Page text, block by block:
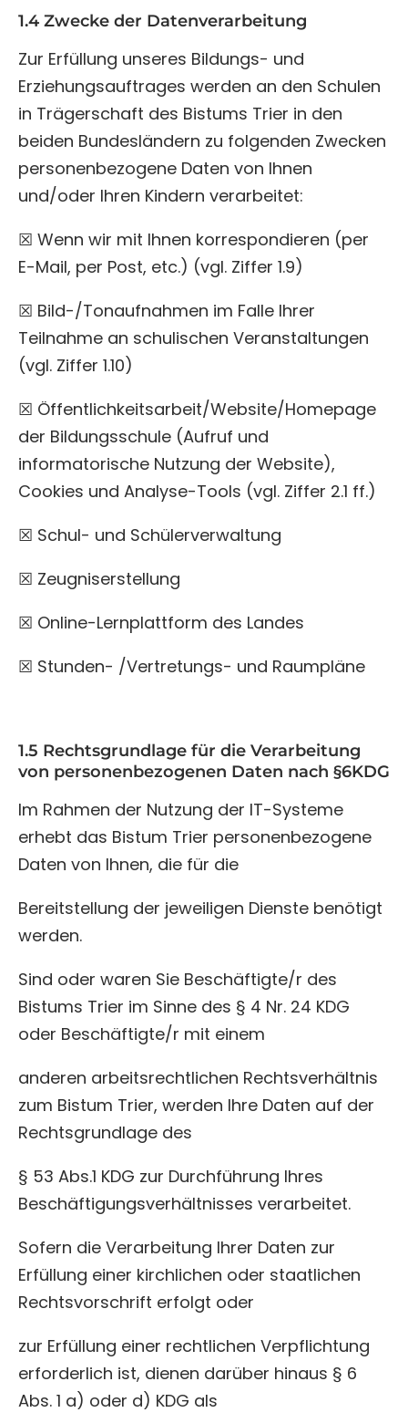
1.4 Zwecke der Datenverarbeitung
Zur Erfüllung unseres Bildungs- und
Erziehungsauftrages werden an den Schulen
in Trägerschaft des Bistums Trier in den
beiden Bundesländern zu folgenden Zwecken
personenbezogene Daten von Ihnen
und/oder Ihren Kindern verarbeitet:
☒ Wenn wir mit Ihnen korrespondieren (per
E-Mail, per Post, etc.) (vgl. Ziffer 1.9)
☒ Bild-/Tonaufnahmen im Falle Ihrer
Teilnahme an schulischen Veranstaltungen
(vgl. Ziffer 1.10)
☒ Öffentlichkeitsarbeit/Website/Homepage
der Bildungsschule (Aufruf und
informatorische Nutzung der Website),
Cookies und Analyse-Tools (vgl. Ziffer 2.1 ff.)
☒ Schul- und Schülerverwaltung
☒ Zeugniserstellung
☒ Online-Lernplattform des Landes
☒ Stunden- /Vertretungs- und Raumpläne
1.5 Rechtsgrundlage für die Verarbeitung
von personenbezogenen Daten nach §6KDG
Im Rahmen der Nutzung der IT-Systeme
erhebt das Bistum Trier personenbezogene
Daten von Ihnen, die für die
Bereitstellung der jeweiligen Dienste benötigt
werden.
Sind oder waren Sie Beschäftigte/r des
Bistums Trier im Sinne des § 4 Nr. 24 KDG
oder Beschäftigte/r mit einem
anderen arbeitsrechtlichen Rechtsverhältnis
zum Bistum Trier, werden Ihre Daten auf der
Rechtsgrundlage des
§ 53 Abs.1 KDG zur Durchführung Ihres
Beschäftigungsverhältnisses verarbeitet.
Sofern die Verarbeitung Ihrer Daten zur
Erfüllung einer kirchlichen oder staatlichen
Rechtsvorschrift erfolgt oder
zur Erfüllung einer rechtlichen Verpflichtung
erforderlich ist, dienen darüber hinaus § 6
Abs. 1 a) oder d) KDG als